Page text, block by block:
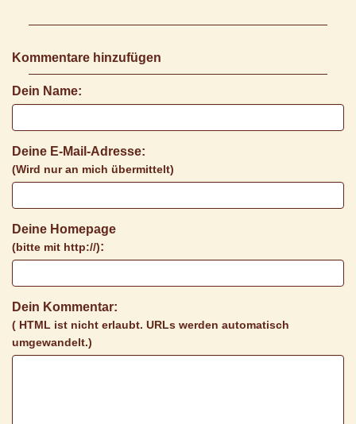
Kommentare hinzufügen
Dein Name:
Deine E-Mail-Adresse:
(Wird nur an mich übermittelt)
Deine Homepage
(bitte mit http://):
Dein Kommentar:
( HTML ist nicht erlaubt. URLs werden automatisch
umgewandelt.)